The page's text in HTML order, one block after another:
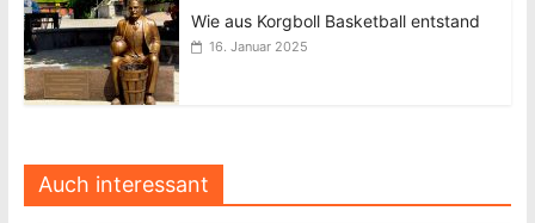
Wie aus Korgboll Basketball entstand
16. Januar 2025
Auch interessant